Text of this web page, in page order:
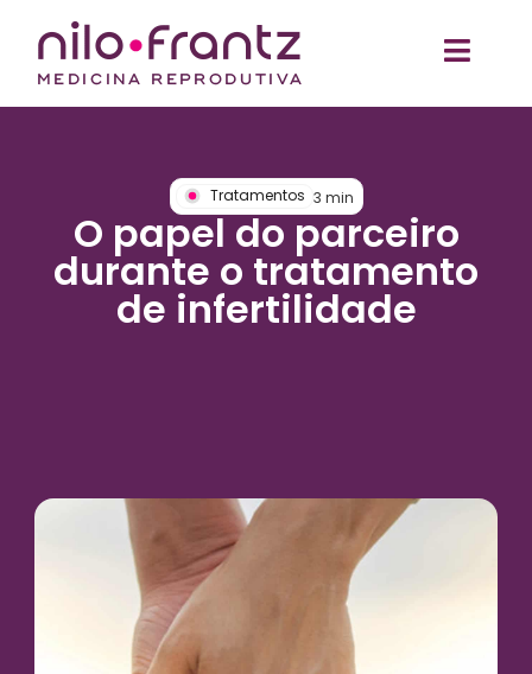
Tratamentos 3 min
O papel do parceiro
durante o tratamento
de infertilidade